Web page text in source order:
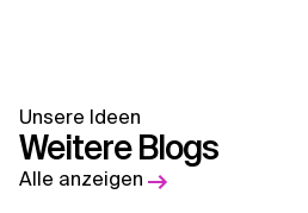
Unsere Ideen
Weitere Blogs
Alle anzeigen